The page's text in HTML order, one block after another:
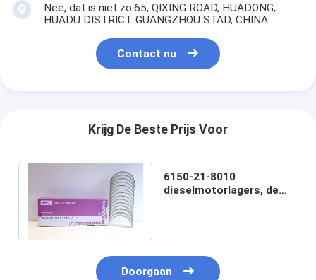
Nee, dat is niet zo.65, QIXING ROAD, HUADONG,
HUADU DISTRICT. GUANGZHOU STAD, CHINA
Contact nu
Krijg De Beste Prijs Voor
6150-21-8010
dieselmotorlagers, de
Doorgaan